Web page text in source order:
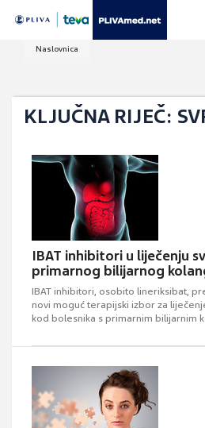
Naslovnica
KLJUČNA RIJEČ:
IBAT inhibitori u liječenju
primarnog bilijarnog
IBAT inhibitori, osobito lineriksibat,
novi moguć terapijski izbor za
kod bolesnika s primarnim bilijarnim